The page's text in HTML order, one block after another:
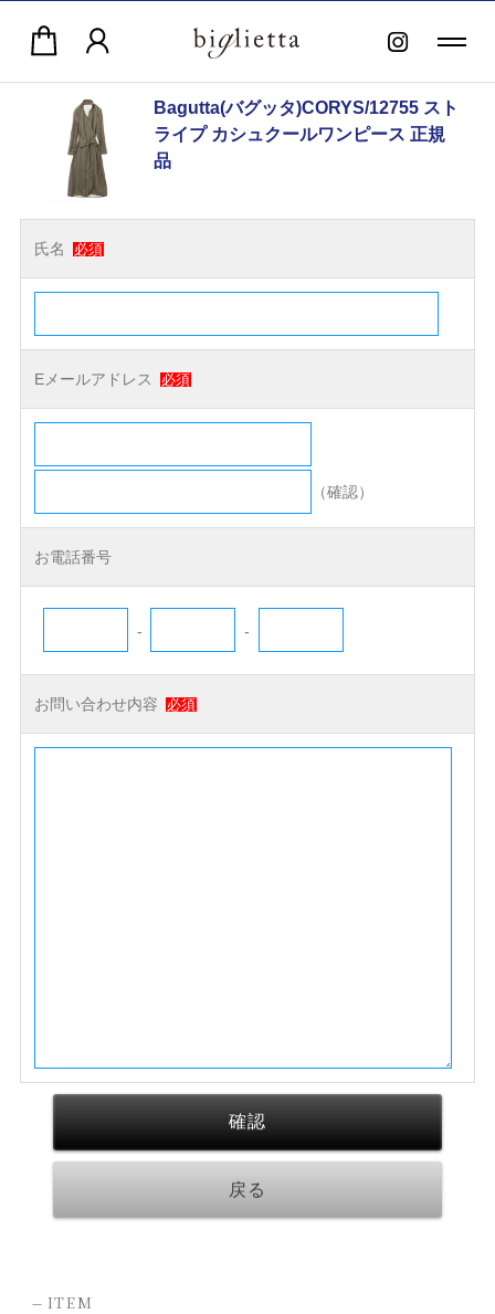
Bagutta(バグッタ)CORYS/12755 スト
ライプ カシュクールワンピース 正規
品
氏名 必須
Eメールアドレス 必須
（確認）
お電話番号
- -
お問い合わせ内容 必須
-ITEM